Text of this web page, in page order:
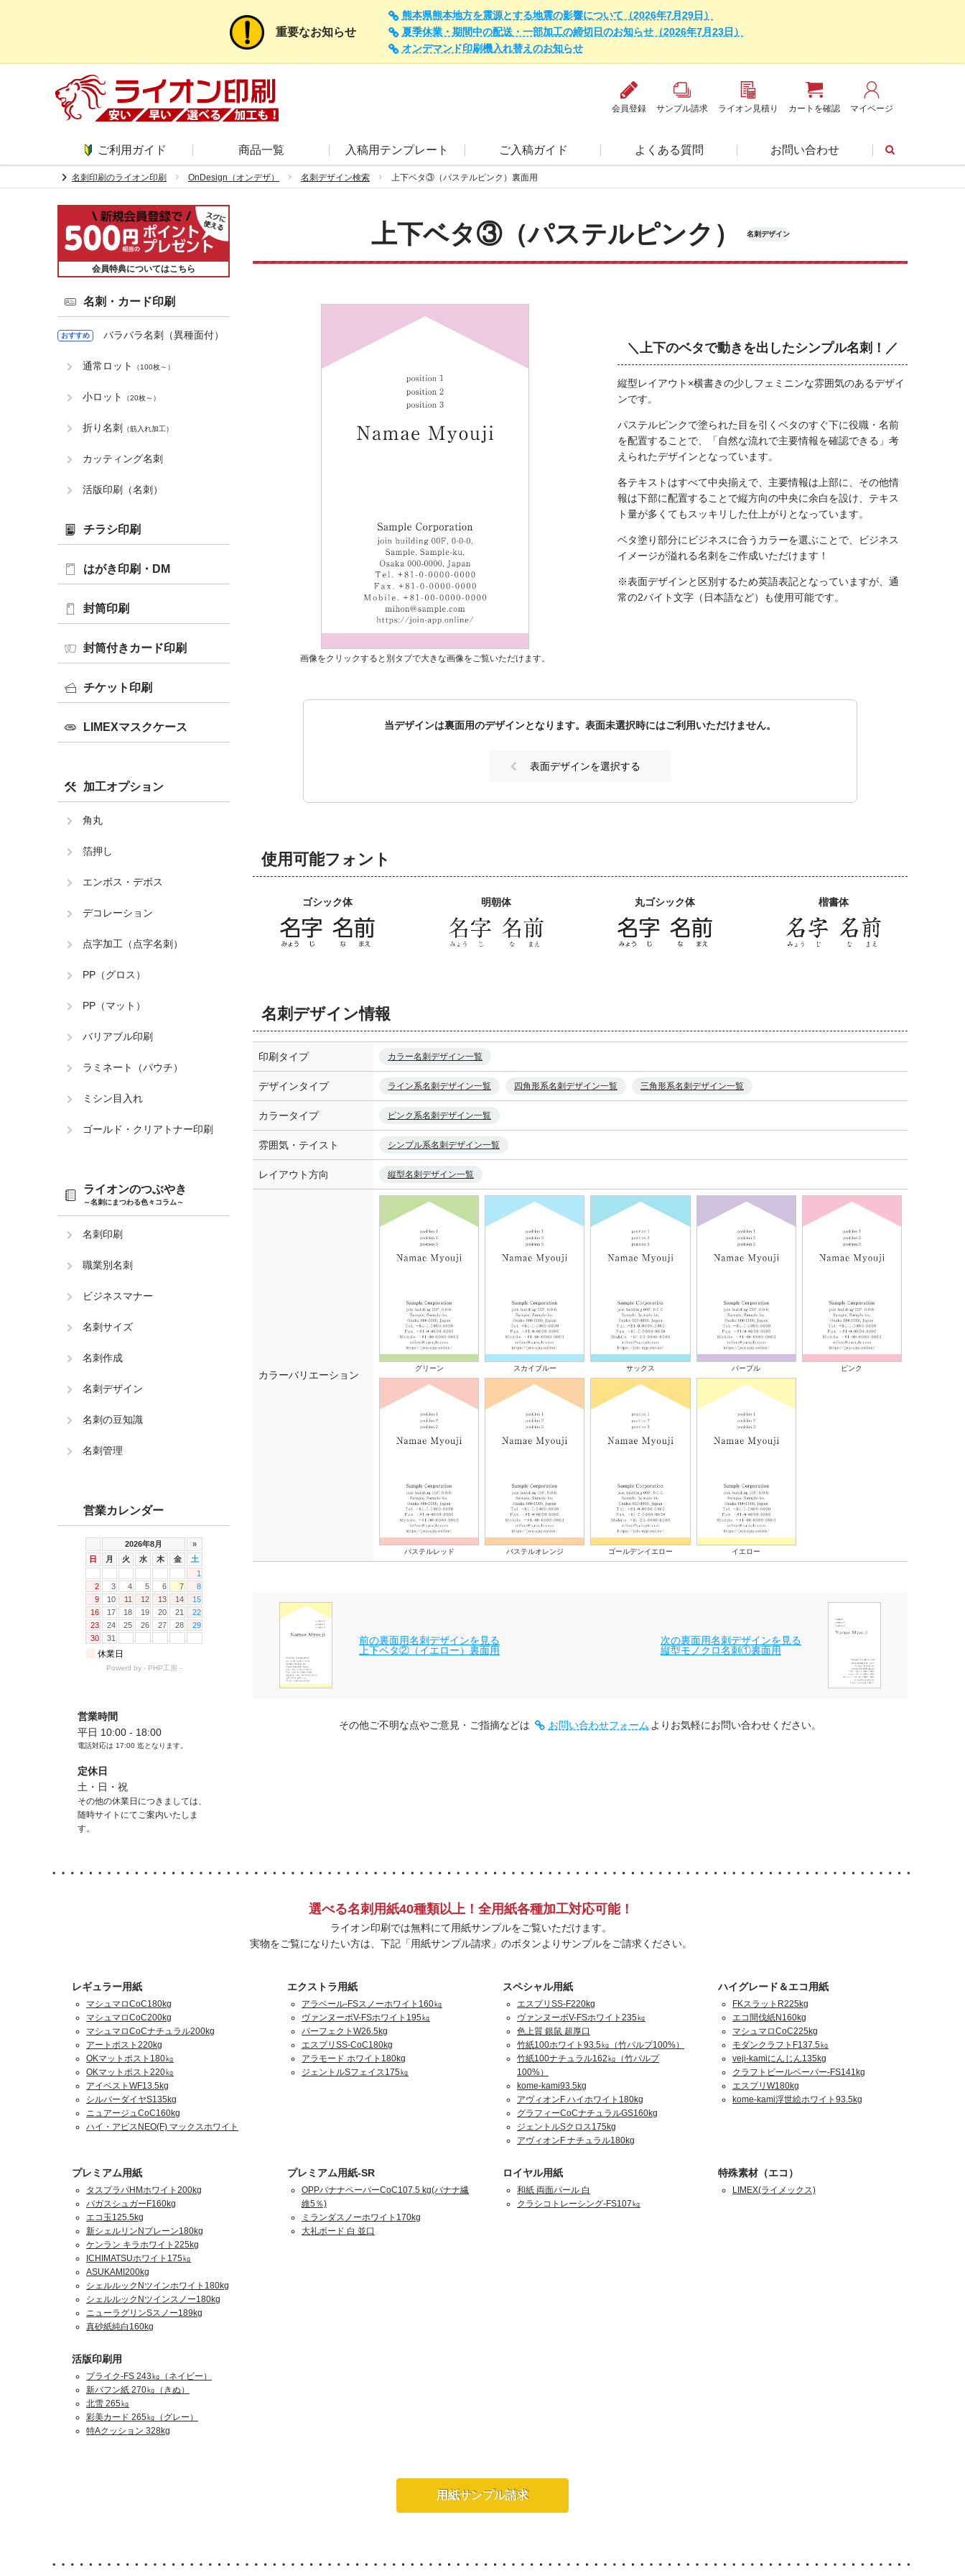
重要なお知らせ
熊本県熊本地方を震源とする地震の影響について（2026年7月29日）
夏季休業・期間中の配送・一部加工の締切日のお知らせ（2026年7月23日）
オンデマンド印刷機入れ替えのお知らせ
会員登録 サンプル請求 ライオン見積り カートを確認 マイページ
ご利用ガイド 商品一覧 入稿用テンプレート ご入稿ガイド よくある質問 お問い合わせ
chevron_right 名刺印刷のライオン印刷 OnDesign（オンデザ） 名刺デザイン検索 上下ベタ③（パステルピンク）裏面用
上下ベタ③（パステルピンク） 名刺デザイン
画像をクリックすると別タブで大きな画像をご覧いただけます。
＼上下のベタで動きを出したシンプル名刺！／
縦型レイアウト×横書きの少しフェミニンな雰囲気のあるデザイ
ンです。
パステルピンクで塗られた目を引くベタのすぐ下に役職・名前
を配置することで、「自然な流れで主要情報を確認できる」考
えられたデザインとなっています。
各テキストはすべて中央揃えで、主要情報は上部に、その他情
報は下部に配置することで縦方向の中央に余白を設け、テキス
ト量が多くてもスッキリした仕上がりとなっています。
ベタ塗り部分にビジネスに合うカラーを選ぶことで、ビジネス
イメージが溢れる名刺をご作成いただけます！
※表面デザインと区別するため英語表記となっていますが、通
常の2バイト文字（日本語など）も使用可能です。
当デザインは裏面用のデザインとなります。表面未選択時にはご利用いただけません。
表面デザインを選択する
使用可能フォント
ゴシック体 明朝体 丸ゴシック体 楷書体
名刺デザイン情報
印刷タイプ カラー名刺デザイン一覧
デザインタイプ ライン系名刺デザイン一覧 四角形系名刺デザイン一覧 三角形系名刺デザイン一覧
カラータイプ ピンク系名刺デザイン一覧
雰囲気・テイスト シンプル系名刺デザイン一覧
レイアウト方向 縦型名刺デザイン一覧
カラーバリエーション
グリーン スカイブルー サックス パープル ピンク
パステルレッド パステルオレンジ ゴールデンイエロー イエロー
前の裏面用名刺デザインを見る
上下ベタ②（イエロー）裏面用
次の裏面用名刺デザインを見る
縦型モノクロ名刺①裏面用
その他ご不明な点やご意見・ご指摘などは お問い合わせフォーム よりお気軽にお問い合わせください。
会員特典についてはこちら
名刺・カード印刷
おすすめ バラバラ名刺（異種面付）
通常ロット （100枚～）
小ロット （20枚～）
折り名刺 （筋入れ加工）
カッティング名刺
活版印刷（名刺）
チラシ印刷
はがき印刷・DM
封筒印刷
封筒付きカード印刷
チケット印刷
LIMEXマスクケース
加工オプション
角丸
箔押し
エンボス・デボス
デコレーション
点字加工（点字名刺）
PP（グロス）
PP（マット）
バリアブル印刷
ラミネート（パウチ）
ミシン目入れ
ゴールド・クリアトナー印刷
ライオンのつぶやき
～名刺にまつわる色々コラム～
名刺印刷
職業別名刺
ビジネスマナー
名刺サイズ
名刺作成
名刺デザイン
名刺の豆知識
名刺管理
営業カレンダー
営業時間
平日 10:00 - 18:00
電話対応は 17:00 迄となります。
定休日
土・日・祝
その他の休業日につきましては、
随時サイトにてご案内いたしま
す。
選べる名刺用紙40種類以上！全用紙各種加工対応可能！
ライオン印刷では無料にて用紙サンプルをご覧いただけます。
実物をご覧になりたい方は、下記「用紙サンプル請求」のボタンよりサンプルをご請求ください。
レギュラー用紙
マシュマロCoC180kg
マシュマロCoC200kg
マシュマロCoCナチュラル200kg
アートポスト220kg
OKマットポスト180㎏
OKマットポスト220㎏
アイベストWF13.5kg
シルバーダイヤS135kg
ニュアージュCoC160kg
ハイ・アピスNEO(F) マックスホワイト
エクストラ用紙
アラベール-FSスノーホワイト160㎏
ヴァンヌーボV-FSホワイト195㎏
パーフェクトW26.5kg
エスプリSS-CoC180kg
アラモード ホワイト180kg
ジェントルSフェイス175㎏
スペシャル用紙
エスプリSS-F220kg
ヴァンヌーボV-FSホワイト235㎏
色上質 銀鼠 超厚口
竹紙100ホワイト93.5㎏（竹パルプ100%）
竹紙100ナチュラル162㎏（竹パルプ
100%）
kome-kami93.5kg
アヴィオンF ハイホワイト180kg
グラフィーCoCナチュラルGS160kg
ジェントルSクロス175kg
アヴィオンF ナチュラル180kg
ハイグレード＆エコ用紙
FKスラットR225kg
エコ間伐紙N160kg
マシュマロCoC225kg
モダンクラフトF137.5㎏
veji-kamiにんじん135kg
クラフトビールペーパー-FS141kg
エスプリW180kg
kome-kami浮世絵ホワイト93.5kg
プレミアム用紙
タスプラパHMホワイト200kg
バガスシュガーF160kg
エコ玉125.5kg
新シェルリンNプレーン180kg
ケンラン キラホワイト225kg
ICHIMATSUホワイト175㎏
ASUKAMI200kg
シェルルックNツインホワイト180kg
シェルルックNツインスノー180kg
ニューラグリンSスノー189kg
真砂紙純白160kg
プレミアム用紙-SR
OPPバナナペーパーCoC107.5 kg(バナナ繊
維5％)
ミランダスノーホワイト170kg
大礼ボード 白 並口
ロイヤル用紙
和紙 両面パール 白
クラシコトレーシング-FS107㎏
特殊素材（エコ）
LIMEX(ライメックス)
活版印刷用
プライク-FS 243㎏（ネイビー）
新バフン紙 270㎏（きぬ）
北雪 265㎏
彩美カード 265㎏（グレー）
特Aクッション 328kg
用紙サンプル請求